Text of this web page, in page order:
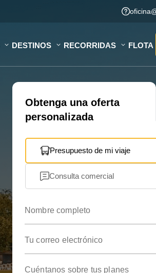
DESTINOS RECORRIDAS FLOTA
Obtenga una oferta
personalizada
Presupuesto de mi viaje
Consulta comercial